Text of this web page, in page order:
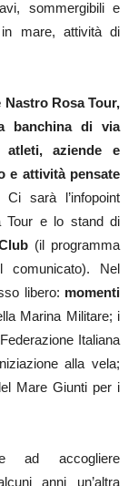
sommergibili e
mare, attività di
Rosa Tour,
banchina di via
atleti, aziende e
e attività pensate
Ci sarà l’infopoint
Tour e lo stand di
(il programma
comunicato). Nel
libero: momenti
Marina Militare; i
Italiana
alla vela;
Mare Giunti per i
ad accogliere
anni un’altra